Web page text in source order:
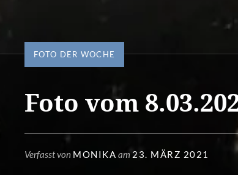
FOTO DER WOCHE
Foto vom
Verfasst von MONIKA am 23. MÄRZ 2021